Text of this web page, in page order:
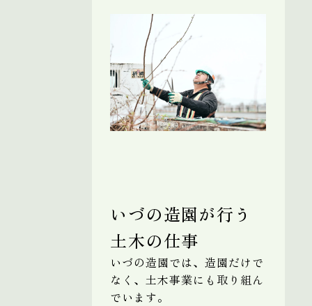
いづの造園が行う
土木の仕事
いづの造園では、造園だけで
なく、土木事業にも取り組ん
でいます。